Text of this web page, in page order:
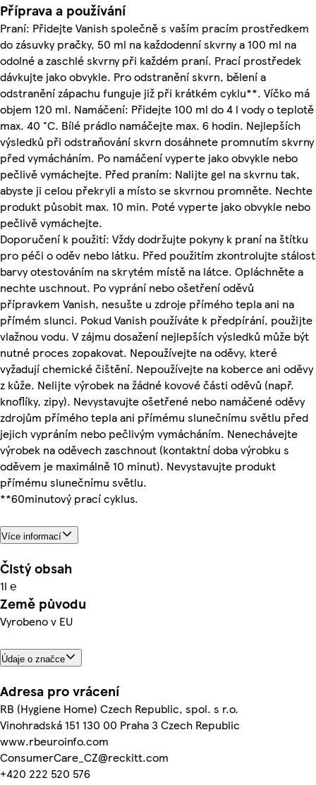
Příprava a používání
Praní: Přidejte Vanish společně s vaším pracím prostředkem
do zásuvky pračky, 50 ml na každodenní skvrny a 100 ml na
odolné a zaschlé skvrny při každém praní. Prací prostředek
dávkujte jako obvykle. Pro odstranění skvrn, bělení a
odstranění zápachu funguje již při krátkém cyklu**. Víčko má
objem 120 ml. Namáčení: Přidejte 100 ml do 4 l vody o teplotě
max. 40 °C. Bílé prádlo namáčejte max. 6 hodin. Nejlepších
výsledků při odstraňování skvrn dosáhnete promnutím skvrny
před vymácháním. Po namáčení vyperte jako obvykle nebo
pečlivě vymáchejte. Před praním: Nalijte gel na skvrnu tak,
abyste ji celou překryli a místo se skvrnou promněte. Nechte
produkt působit max. 10 min. Poté vyperte jako obvykle nebo
pečlivě vymáchejte.
Doporučení k použití: Vždy dodržujte pokyny k praní na štítku
pro péči o oděv nebo látku. Před použitím zkontrolujte stálost
barvy otestováním na skrytém místě na látce. Opláchněte a
nechte uschnout. Po vyprání nebo ošetření oděvů
přípravkem Vanish, nesušte u zdroje přímého tepla ani na
přímém slunci. Pokud Vanish používáte k předpírání, použijte
vlažnou vodu. V zájmu dosažení nejlepších výsledků může být
nutné proces zopakovat. Nepoužívejte na oděvy, které
vyžadují chemické čištění. Nepoužívejte na koberce ani oděvy
z kůže. Nelijte výrobek na žádné kovové části oděvů (např.
knoflíky, zipy). Nevystavujte ošetřené nebo namáčené oděvy
zdrojům přímého tepla ani přímému slunečnímu světlu před
jejich vypráním nebo pečlivým vymácháním. Nenechávejte
výrobek na oděvech zaschnout (kontaktní doba výrobku s
oděvem je maximálně 10 minut). Nevystavujte produkt
přímému slunečnímu světlu.
**60minutový prací cyklus.
Více informací
Čistý obsah
1l ℮
Země původu
Vyrobeno v EU
Údaje o značce
Adresa pro vrácení
RB (Hygiene Home) Czech Republic, spol. s r.o.
Vinohradská 151 130 00 Praha 3 Czech Republic
www.rbeuroinfo.com
ConsumerCare_CZ@reckitt.com
+420 222 520 576